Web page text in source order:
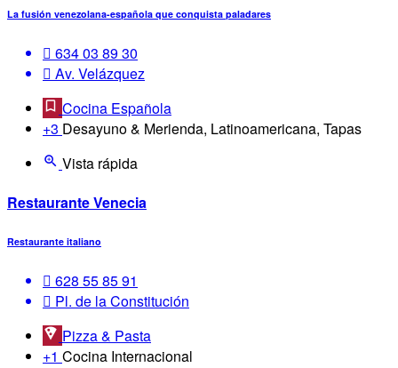
La fusión venezolana-española que conquista paladares
‪634 03 89 30‬
Av. Velázquez
Cocina Española
+3 Desayuno & Merienda, Latinoamericana, Tapas
Vista rápida
Restaurante Venecia
Restaurante italiano
628 55 85 91
Pl. de la Constitución
Pizza & Pasta
+1 Cocina Internacional